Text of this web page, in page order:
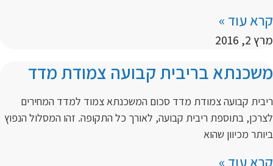
קרא עוד »
מרץ 2, 2016
משכנתא בריבית קבועה צמודת מדד
ריבית קבועה צמודת מדד סכום המשכנתא צמוד למדד המחירים
לצרכן, בתוספת ריבית קבועה, לאורך כל התקופה. זהו המסלול הנפוץ
ביותר מכיוון שהוא
קרא עוד »